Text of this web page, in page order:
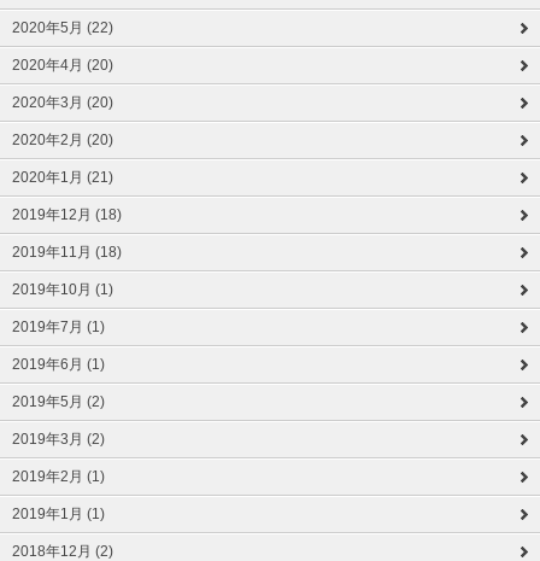
2020年5月 (22)
2020年4月 (20)
2020年3月 (20)
2020年2月 (20)
2020年1月 (21)
2019年12月 (18)
2019年11月 (18)
2019年10月 (1)
2019年7月 (1)
2019年6月 (1)
2019年5月 (2)
2019年3月 (2)
2019年2月 (1)
2019年1月 (1)
2018年12月 (2)